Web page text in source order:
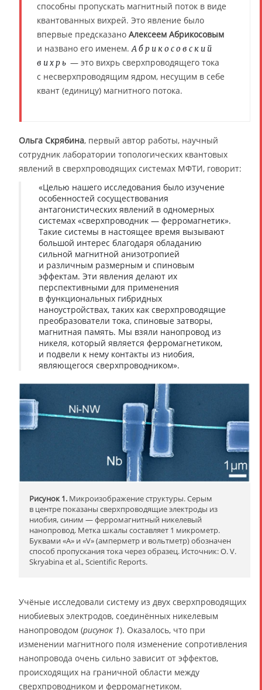
способны пропускать магнитный поток в виде
квантованных вихрей. Это явление было
впервые предсказано Алексеем Абрикосовым
и названо его именем.Абрикосовский
вихрь — это вихрь сверхпроводящего тока
с несверхпроводящим ядром, несущим в себе
квант (единицу) магнитного потока.
Ольга Скрябина, первый автор работы, научный
сотрудник лаборатории топологических квантовых
явлений в сверхпроводящих системах МФТИ, говорит:
«Целью нашего исследования было изучение
особенностей сосуществования
антагонистических явлений в одномерных
системах «сверхпроводник — ферромагнетик».
Такие системы в настоящее время вызывают
большой интерес благодаря обладанию
сильной магнитной анизотропией
и различным размерным и спиновым
эффектам. Эти явления делают их
перспективными для применения
в функциональных гибридных
наноустройствах, таких как сверхпроводящие
преобразователи тока, спиновые затворы,
магнитная память. Мы взяли нанопровод из
никеля, который является ферромагнетиком,
и подвели к нему контакты из ниобия,
являющегося сверхпроводником».
Рисунок 1. Микроизображение структуры. Серым
в центре показаны сверхпроводящие электроды из
ниобия, синим — ферромагнитный никелевый
нанопровод. Метка шкалы составляет 1 микрометр.
Буквами «A» и «V» (амперметр и вольтметр) обозначен
способ пропускания тока через образец. Источник: O. V.
Skryabina et al., Scientific Reports.
Учёные исследовали систему из двух сверхпроводящих
ниобиевых электродов, соединённых никелевым
нанопроводом (рисунок 1). Оказалось, что при
изменении магнитного поля изменение сопротивления
нанопровода очень сильно зависит от эффектов,
происходящих на граничной области между
сверхпроводником и ферромагнетиком.